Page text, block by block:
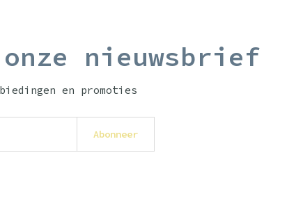
nieuwsbrief
en promoties
Abonneer